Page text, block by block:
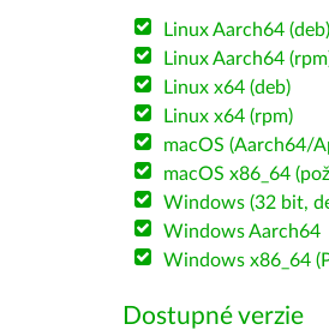
Linux Aarch64 (deb)
Linux Aarch64
Linux x64 (deb)
Linux x64 (rpm)
macOS (Aarch64/
macOS x86_64
Windows (32 bit,
Windows Aarch64
Windows x86_64
Dostupné verzie